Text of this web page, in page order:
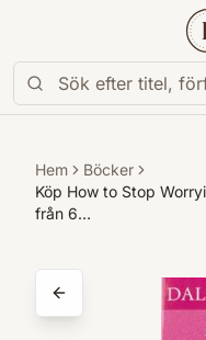
Hem
Böcker
Köp How to Stop
från 6…